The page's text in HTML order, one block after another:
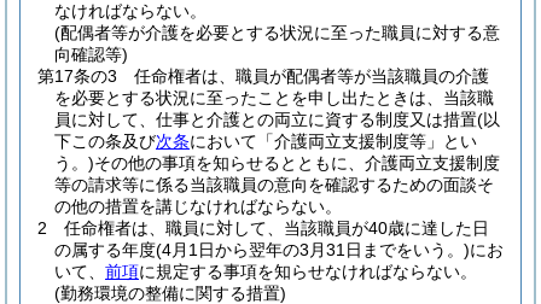
なければならない。
(配偶者等が介護を必要とする状況に至った職員に対する意
向確認等)
第17条の3
任命権者は、職員が配偶者等が当該職員の介護
を必要とする状況に至ったことを申し出たときは、当該職
員に対して、仕事と介護との両立に資する制度又は措置(以
下この条及び次条において「介護両立支援制度等」とい
う。)その他の事項を知らせるとともに、介護両立支援制度
等の請求等に係る当該職員の意向を確認するための面談そ
の他の措置を講じなければならない。
2
任命権者は、職員に対して、当該職員が40歳に達した日
の属する年度(4月1日から翌年の3月31日までをいう。)にお
いて、 前項に規定する事項を知らせなければならない。
(勤務環境の整備に関する措置)